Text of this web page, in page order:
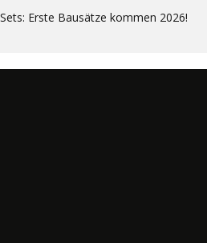
Erste Bausätze kommen 2026!